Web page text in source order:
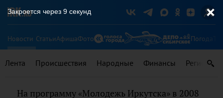
Новости СтатьиАфишаФото Погода
Лента Происшествия Народные Финансы Регионы
На программу «Молодежь Иркутска» в 2008
Закроется через 9 секунд